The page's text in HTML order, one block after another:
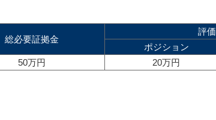
総必要証拠金
評
ポジション
50万円 20万円